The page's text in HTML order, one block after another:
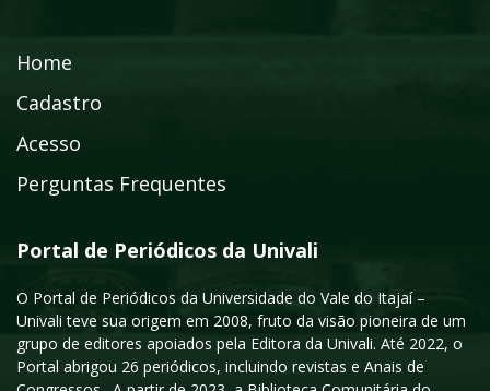
Home
Cadastro
Acesso
Perguntas Frequentes
Portal de Periódicos da Univali
O Portal de Periódicos da Universidade do Vale do Itajaí –
Univali teve sua origem em 2008, fruto da visão pioneira de um
grupo de editores apoiados pela Editora da Univali. Até 2022, o
Portal abrigou 26 periódicos, incluindo revistas e Anais de